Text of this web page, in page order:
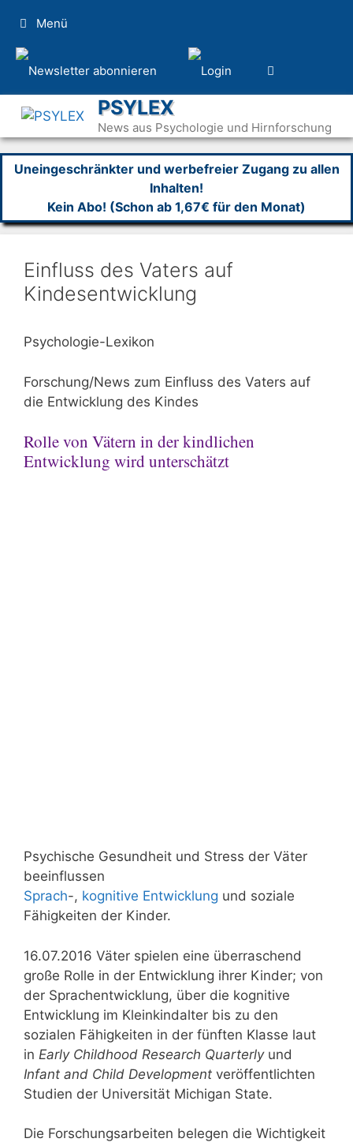
Inhalt
springen
Menü
PSYLEX
News aus Psychologie und Hirnforschung
Uneingeschränkter und werbefreier Zugang zu allen
Inhalten!
Kein Abo! (Schon ab 1,67€ für den Monat)
Einfluss des Vaters auf
Kindesentwicklung
Psychologie-Lexikon
Forschung/News zum Einfluss des Vaters auf
die Entwicklung des Kindes
Rolle von Vätern in der kindlichen
Entwicklung wird unterschätzt
Psychische Gesundheit und Stress der Väter
beeinflussen
Sprach-, kognitive Entwicklung und soziale
Fähigkeiten der Kinder.
16.07.2016 Väter spielen eine überraschend
große Rolle in der Entwicklung ihrer Kinder; von
der Sprachentwicklung, über die kognitive
Entwicklung im Kleinkindalter bis zu den
sozialen Fähigkeiten in der fünften Klasse laut
in Early Childhood Research Quarterlyund
Infant and Child Development veröffentlichten
Studien der Universität Michigan State.
Die Forschungsarbeiten belegen die Wichtigkeit